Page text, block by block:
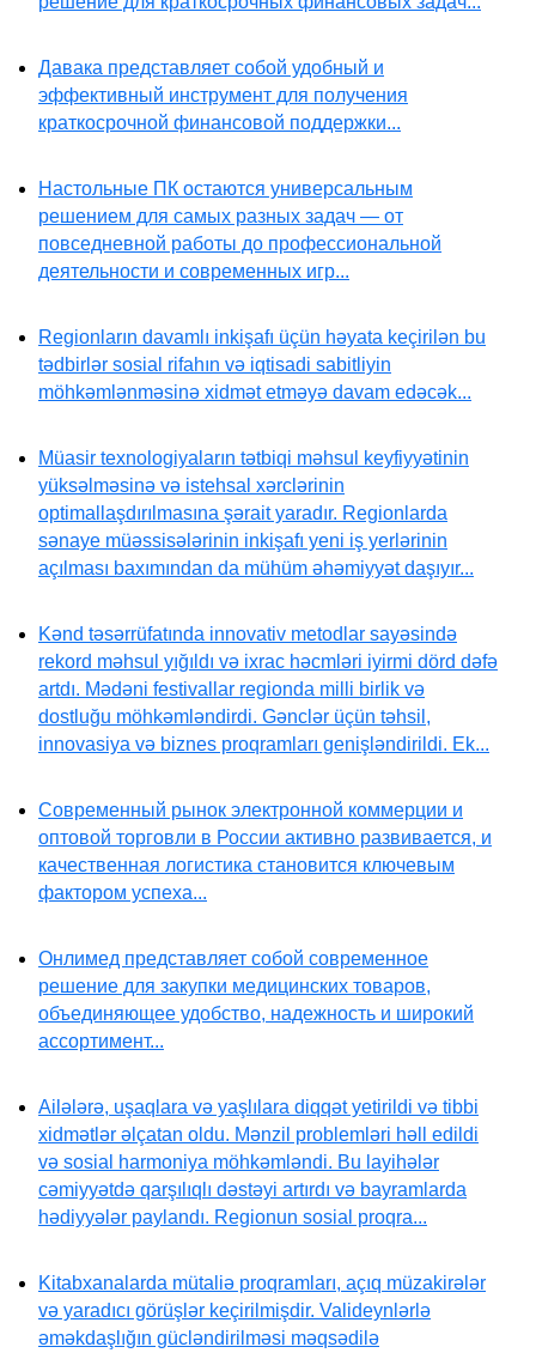
Давака представляет собой удобный и
эффективный инструмент для получения
краткосрочной финансовой поддержки...
Настольные ПК остаются универсальным
решением для самых разных задач — от
повседневной работы до профессиональной
деятельности и современных игр...
Regionların davamlı inkişafı üçün həyata keçirilən bu
tədbirlər sosial rifahın və iqtisadi sabitliyin
möhkəmlənməsinə xidmət etməyə davam edəcək...
Müasir texnologiyaların tətbiqi məhsul keyfiyyətinin
yüksəlməsinə və istehsal xərclərinin
optimallaşdırılmasına şərait yaradır. Regionlarda
sənaye müəssisələrinin inkişafı yeni iş yerlərinin
açılması baxımından da mühüm əhəmiyyət daşıyır...
Kənd təsərrüfatında innovativ metodlar sayəsində
rekord məhsul yığıldı və ixrac həcmləri iyirmi dörd dəfə
artdı. Mədəni festivallar regionda milli birlik və
dostluğu möhkəmləndirdi. Gənclər üçün təhsil,
innovasiya və biznes proqramları genişləndirildi. Ek...
Современный рынок электронной коммерции и
оптовой торговли в России активно развивается, и
качественная логистика становится ключевым
фактором успеха...
Онлимед представляет собой современное
решение для закупки медицинских товаров,
объединяющее удобство, надежность и широкий
ассортимент...
Ailələrə, uşaqlara və yaşlılara diqqət yetirildi və tibbi
xidmətlər əlçatan oldu. Mənzil problemləri həll edildi
və sosial harmoniya möhkəmləndi. Bu layihələr
cəmiyyətdə qarşılıqlı dəstəyi artırdı və bayramlarda
hədiyyələr paylandı. Regionun sosial proqra...
Kitabxanalarda mütaliə proqramları, açıq müzakirələr
və yaradıcı görüşlər keçirilmişdir. Valideynlərlə
əməkdaşlığın gücləndirilməsi məqsədilə